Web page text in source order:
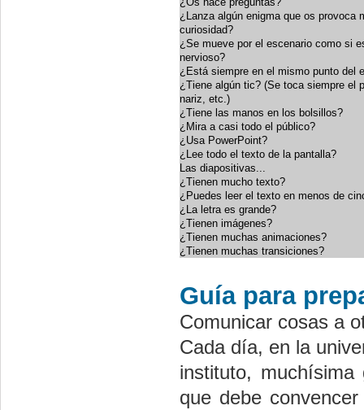
¿Lanza algún enigma que os provoca
curiosidad?
¿Se mueve por el escenario como si
nervioso?
¿Está siempre en el mismo punto del
¿Tiene algún tic? (Se toca siempre el
nariz, etc.)
¿Tiene las manos en los bolsillos?
¿Mira a casi todo el público?
¿Usa PowerPoint?
¿Lee todo el texto de la pantalla?
Las diapositivas...
¿Tienen mucho texto?
¿Puedes leer el texto en menos de
¿La letra es grande?
¿Tienen imágenes?
¿Tienen muchas animaciones?
¿Tienen muchas transiciones?
Guía para
Comunicar cosas a
Cada día, en la
instituto,
que debe